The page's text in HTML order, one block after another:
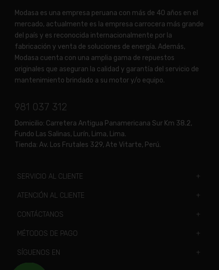
Modasa es una empresa peruana con más de 40 años en el
mercado, actualmente es la empresa carrocera más grande
del país y es reconocida internacionalmente por la
fabricación y venta de soluciones de energía. Además,
Modasa cuenta con una amplia gama de repuestos
originales que aseguran la calidad y garantía del servicio de
mantenimiento brindado a su motor y/o equipo.
981 037 312
Domicilio: Carretera Antigua Panamericana Sur Km 38.2,
Fundo Las Salinas, Lurín, Lima, Lima.
Tienda: Av. Los Frutales 329, Ate Vitarte, Perú.
SERVICIO AL CLIENTE
ATENCIÓN AL CLIENTE
CONTÁCTANOS
MÉTODOS DE PAGO
SÍGUENOS EN